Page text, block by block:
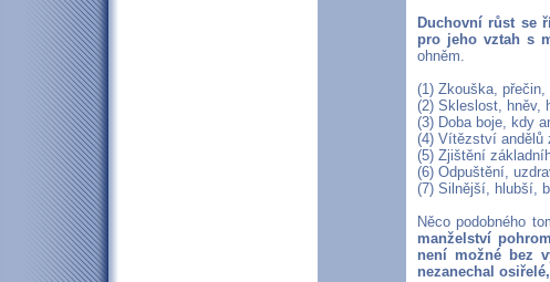
Duchovní růst se
pro jeho vztah s
ohněm.
(1) Zkouška, přečin,
(2) Skleslost, hněv,
(3) Doba boje, kdy
(4) Vítězství andělů
(5) Zjištění
(6) Odpuštění,
(7) Silnější, hlubší,
Něco podobného
manželství
není možné bez
nezanechal